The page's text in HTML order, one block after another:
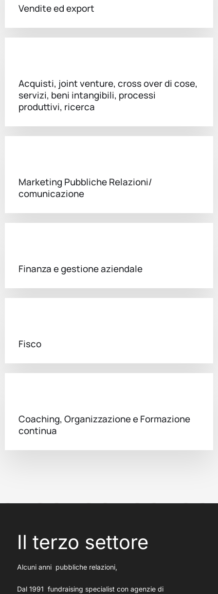
Vendite ed export
Acquisti, joint venture, cross over di cose,
servizi, beni intangibili, processi
produttivi, ricerca
Marketing Pubbliche Relazioni/
comunicazione
Finanza e gestione aziendale
Fisco
Coaching, Organizzazione e Formazione
continua
Il terzo settore
Alcuni anni pubbliche relazioni,
Dal 1991 fundraising specialist con agenzie di